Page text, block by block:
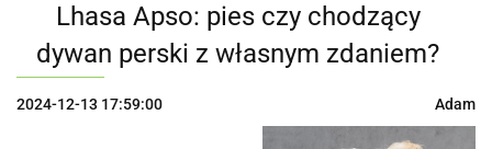
Lhasa Apso: pies czy chodzący
dywan perski z własnym zdaniem?
2024-12-13 17:59:00 Adam